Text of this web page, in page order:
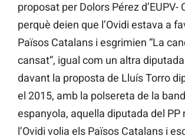
proposat per Dolors Pérez d’EUPV-
perquè deien que l’Ovidi estava a
Països Catalans i esgrimien “La
cansat”, igual com un altra
davant la proposta de Lluís Torro
el 2015, amb la polsereta de la
espanyola, aquella diputada del PP
l’Ovidi volia els Països Catalans i